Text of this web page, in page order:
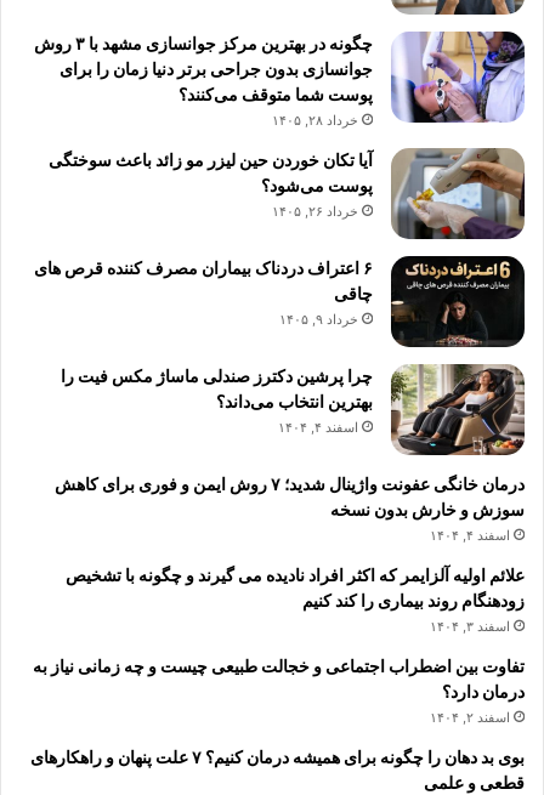
چگونه در بهترین مرکز جوانسازی مشهد با ۳ روش
جوانسازی بدون جراحی برتر دنیا زمان را برای
پوست شما متوقف می‌کنند؟
خرداد ۲۸, ۱۴۰۵
آیا تکان خوردن حین لیزر مو زائد باعث سوختگی
پوست می‌شود؟
خرداد ۲۶, ۱۴۰۵
۶ اعتراف دردناک بیماران مصرف کننده قرص های
چاقی
خرداد ۹, ۱۴۰۵
چرا پرشین دکترز صندلی ماساژ مکس فیت را
بهترین انتخاب می‌داند؟
اسفند ۴, ۱۴۰۴
درمان خانگی عفونت واژینال شدید؛ ۷ روش ایمن و فوری برای کاهش
سوزش و خارش بدون نسخه
اسفند ۴, ۱۴۰۴
علائم اولیه آلزایمر که اکثر افراد نادیده می گیرند و چگونه با تشخیص
زودهنگام روند بیماری را کند کنیم
اسفند ۳, ۱۴۰۴
تفاوت بین اضطراب اجتماعی و خجالت طبیعی چیست و چه زمانی نیاز به
درمان دارد؟
اسفند ۲, ۱۴۰۴
بوی بد دهان را چگونه برای همیشه درمان کنیم؟ ۷ علت پنهان و راهکارهای
قطعی و علمی